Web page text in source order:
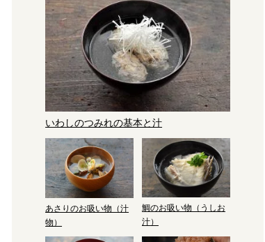
いわしのつみれの基本と汁
あさりのお吸い物（汁
物）
鯛のお吸い物（うしお
汁）